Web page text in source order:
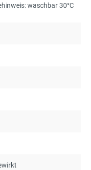
waschbar 30°C